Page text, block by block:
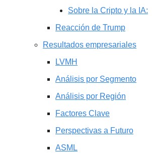
Sobre la Cripto y la IA:
Reacción de Trump
Resultados empresariales
LVMH
Análisis por Segmento
Análisis por Región
Factores Clave
Perspectivas a Futuro
ASML